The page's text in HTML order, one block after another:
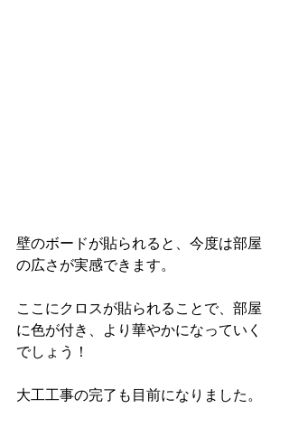
壁のボードが貼られると、今度は部屋
の広さが実感できます。
ここにクロスが貼られることで、部屋
に色が付き、より華やかになっていく
でしょう！
大工工事の完了も目前になりました。